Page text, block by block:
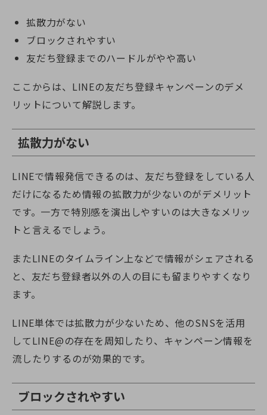
拡散力がない
ブロックされやすい
友だち登録までのハードルがやや高い
ここからは、LINEの友だち登録キャンペーンのデメ
リットについて解説します。
拡散力がない
LINEで情報発信できるのは、友だち登録をしている人
だけになるため情報の拡散力が少ないのがデメリット
です。一方で特別感を演出しやすいのは大きなメリッ
トと言えるでしょう。
またLINEのタイムライン上などで情報がシェアされる
と、友だち登録者以外の人の目にも留まりやすくなり
ます。
LINE単体では拡散力が少ないため、他のSNSを活用
してLINE@の存在を周知したり、キャンペーン情報を
流したりするのが効果的です。
ブロックされやすい